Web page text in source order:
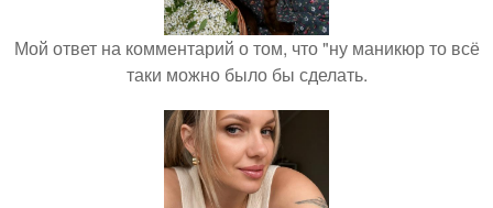
Мой ответ на комментарий о том, что "ну маникюр то всё
таки можно было бы сделать.